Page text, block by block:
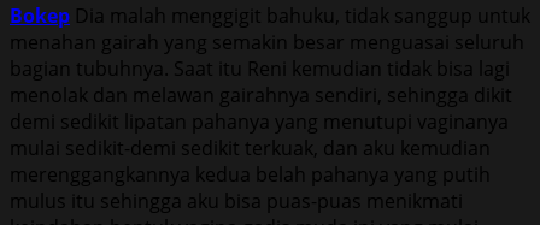
Bokep Dia malah menggigit bahuku, tidak sanggup untuk
menahan gairah yang semakin besar menguasai seluruh
bagian tubuhnya. Saat itu Reni kemudian tidak bisa lagi
menolak dan melawan gairahnya sendiri, sehingga dikit
demi sedikit lipatan pahanya yang menutupi vaginanya
mulai sedikit-demi sedikit terkuak, dan aku kemudian
merenggangkannya kedua belah pahanya yang putih
mulus itu sehingga aku bisa puas-puas menikmati